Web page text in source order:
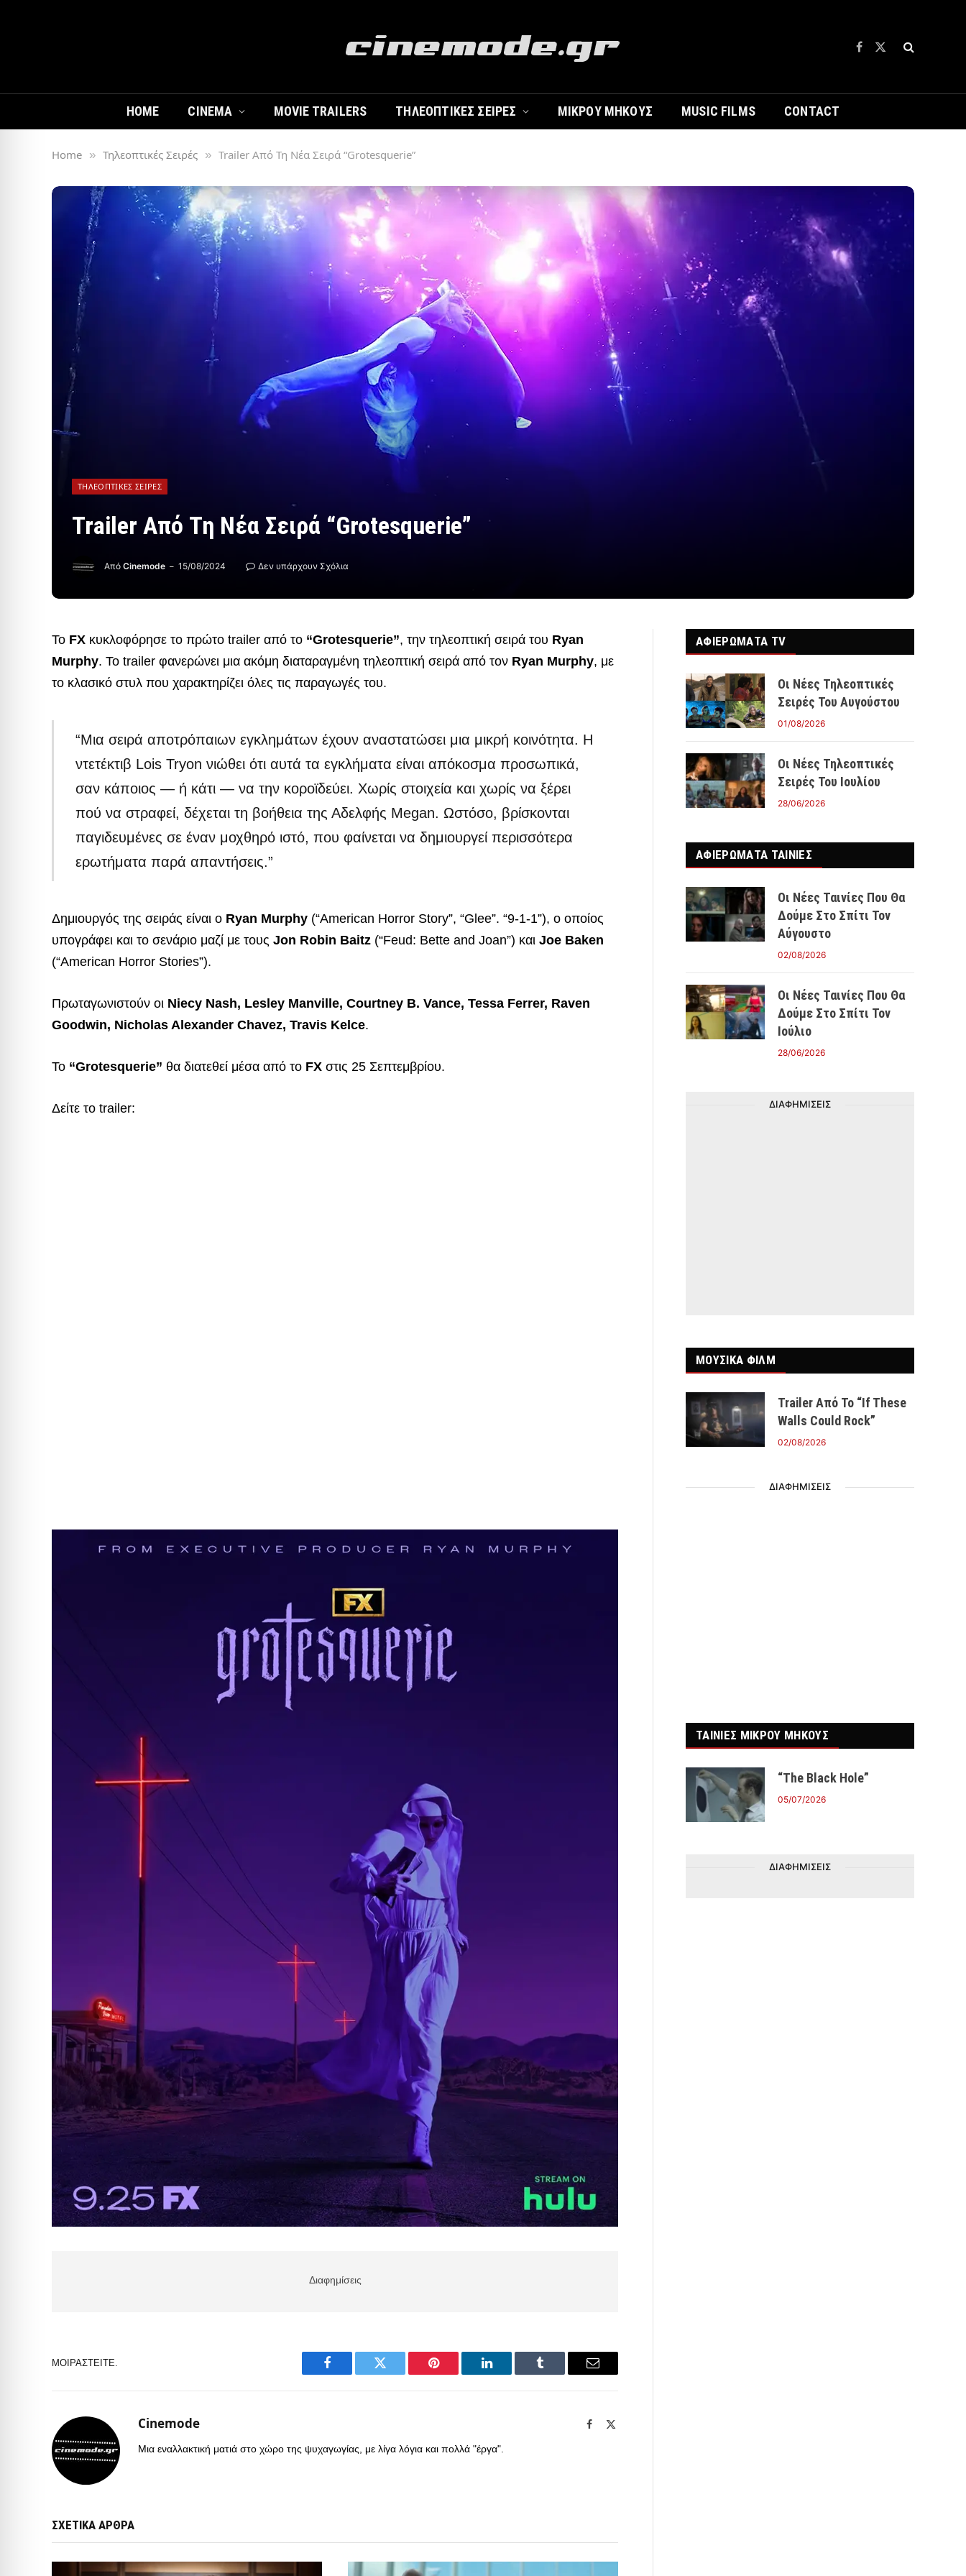
Facebook
X
HOME CINEMA MOVIE TRAILERS ΤΗΛΕΟΠΤΙΚΈΣ ΣΕΙΡΈΣ ΜΙΚΡΟΎ ΜΉΚΟΥΣ MUSIC FILMS CONTACT
Home » Τηλεοπτικές Σειρές » Trailer Από Τη Νέα Σειρά “Grotesquerie”
ΤΗΛΕΟΠΤΙΚΈΣ ΣΕΙΡΈΣ
Trailer Από Τη Νέα Σειρά “Grotesquerie”
Από Cinemode 15/08/2024 Δεν υπάρχουν Σχόλια
Το FX κυκλοφόρησε το πρώτο trailer από το “Grotesquerie”, την τηλεοπτική σειρά του Ryan
Murphy. Το trailer φανερώνει μια ακόμη διαταραγμένη τηλεοπτική σειρά από τον Ryan Murphy, με
το κλασικό στυλ που χαρακτηρίζει όλες τις παραγωγές του.
“Μια σειρά αποτρόπαιων εγκλημάτων έχουν αναστατώσει μια μικρή κοινότητα. Η
ντετέκτιβ Lois Tryon νιώθει ότι αυτά τα εγκλήματα είναι απόκοσμα προσωπικά,
σαν κάποιος — ή κάτι — να την κοροϊδεύει. Χωρίς στοιχεία και χωρίς να ξέρει
πού να στραφεί, δέχεται τη βοήθεια της Αδελφής Megan. Ωστόσο, βρίσκονται
παγιδευμένες σε έναν μοχθηρό ιστό, που φαίνεται να δημιουργεί περισσότερα
ερωτήματα παρά απαντήσεις.”
Δημιουργός της σειράς είναι ο Ryan Murphy (“American Horror Story”, “Glee”. “9-1-1”), ο οποίος
υπογράφει και το σενάριο μαζί με τους Jon Robin Baitz (“Feud: Bette and Joan”) και Joe Baken
(“American Horror Stories”).
Πρωταγωνιστούν οι Niecy Nash, Lesley Manville, Courtney B. Vance, Tessa Ferrer, Raven
Goodwin, Nicholas Alexander Chavez, Travis Kelce.
Το “Grotesquerie” θα διατεθεί μέσα από το FX στις 25 Σεπτεμβρίου.
Δείτε το trailer:
Διαφημίσεις
ΜΟΙΡΑΣΤΕΊΤΕ.
Facebook Twitter Pinterest LinkedIn Tumblr Email
Cinemode Facebook
Μια εναλλακτική ματιά στο χώρο της ψυχαγωγίας, με λίγα λόγια και πολλά "έργα".
ΣΧΕΤΙΚΑ ΑΡΘΡΑ
ΑΦΙΕΡΩΜΑΤΑ TV
Οι Νέες Τηλεοπτικές
Σειρές Του Αυγούστου
01/08/2026
Οι Νέες Τηλεοπτικές
Σειρές Του Ιουλίου
28/06/2026
ΑΦΙΕΡΩΜΑΤΑ ΤΑΙΝΊΕΣ
Οι Νέες Ταινίες Που Θα
Δούμε Στο Σπίτι Τον
Αύγουστο
02/08/2026
Οι Νέες Ταινίες Που Θα
Δούμε Στο Σπίτι Τον
Ιούλιο
28/06/2026
ΔΙΑΦΗΜΙΣΕΙΣ
ΜΟΥΣΙΚΑ ΦΙΛΜ
Trailer Από Το “If These
Walls Could Rock”
02/08/2026
ΔΙΑΦΗΜΙΣΕΙΣ
ΤΑΙΝΙΕΣ ΜΙΚΡΟΥ ΜΗΚΟΥΣ
“The Black Hole”
05/07/2026
ΔΙΑΦΗΜΙΣΕΙΣ